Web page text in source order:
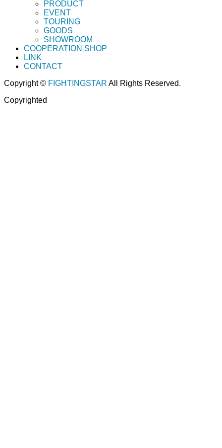
PRODUCT
EVENT
TOURING
GOODS
SHOWROOM
COOPERATION SHOP
LINK
CONTACT
Copyright © FIGHTINGSTAR All Rights Reserved.
Copyrighted